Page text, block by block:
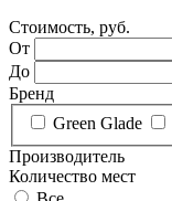
Стоимость, руб.
От
До
Бренд
Green Glade
Производитель
Количество мест